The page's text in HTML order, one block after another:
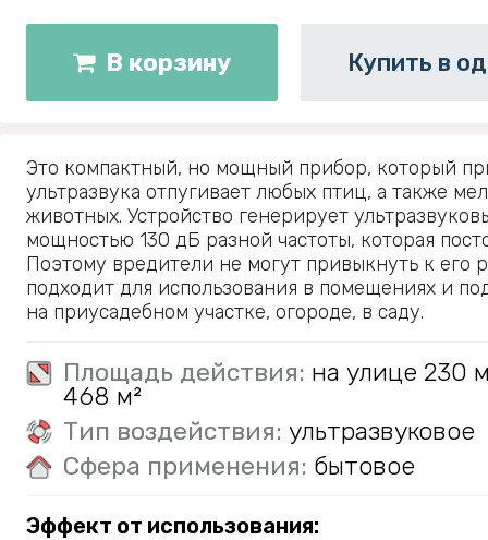
В корзину Купить в
Это компактный, но мощный прибор, который
ультразвука отпугивает любых птиц, а также
животных. Устройство генерирует
мощностью 130 дБ разной частоты, которая
Поэтому вредители не могут привыкнуть к его
подходит для использования в помещениях и
на приусадебном участке, огороде, в саду.
Площадь действия: на улице 230
468 м²
Тип воздействия: ультразвуковое
Сфера применения: бытовое
Эффект от использования: